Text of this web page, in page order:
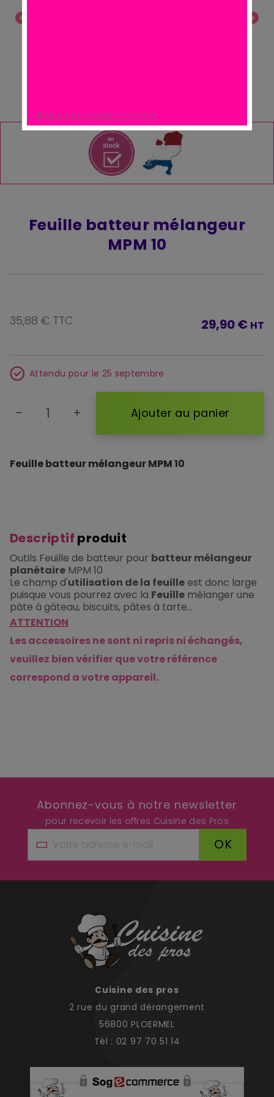
chevron_left chevron_right
Feuille batteur mélangeur
MPM 10
Feuille batteur mélangeur MPM 10
35,88 € TTC 29,90 € HT
Attendu pour le 25 septembre
remove add Ajouter au panier
Descriptif produit
Outils Feuille de batteur pour batteur mélangeur
planétaire MPM 10
Le champ d'utilisation de la feuilleest donc large
puisque vous pourrez avec la Feuille mélanger une
pâte à gâteau, biscuits, pâtes à tarte...
ATTENTION
Les accessoires ne sont ni repris ni échangés,
veuillez bien vérifier que votre référence
correspond a votre appareil.
Abonnez-vous à notre newsletter
pour recevoir les offres Cuisine des Pros
OK
Cuisine des pros
2 rue du grand dérangement
56800 PLOERMEL
Tél : 02 97 70 51 14
NE PLUS MONTRER CE POPUP.